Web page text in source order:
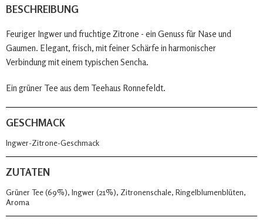
BESCHREIBUNG
Feuriger Ingwer und fruchtige Zitrone - ein Genuss für Nase und
Gaumen. Elegant, frisch, mit feiner Schärfe in harmonischer
Verbindung mit einem typischen Sencha.
Ein grüner Tee aus dem Teehaus Ronnefeldt.
GESCHMACK
Ingwer-Zitrone-Geschmack
ZUTATEN
Grüner Tee (69%), Ingwer (21%), Zitronenschale, Ringelblumenblüten,
Aroma